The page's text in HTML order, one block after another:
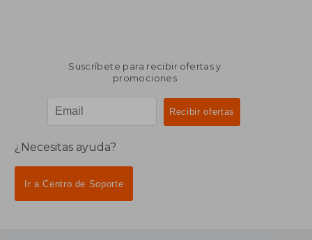
Suscríbete para recibir ofertas y
promociones
¿Necesitas ayuda?
Ir a Centro de Soporte